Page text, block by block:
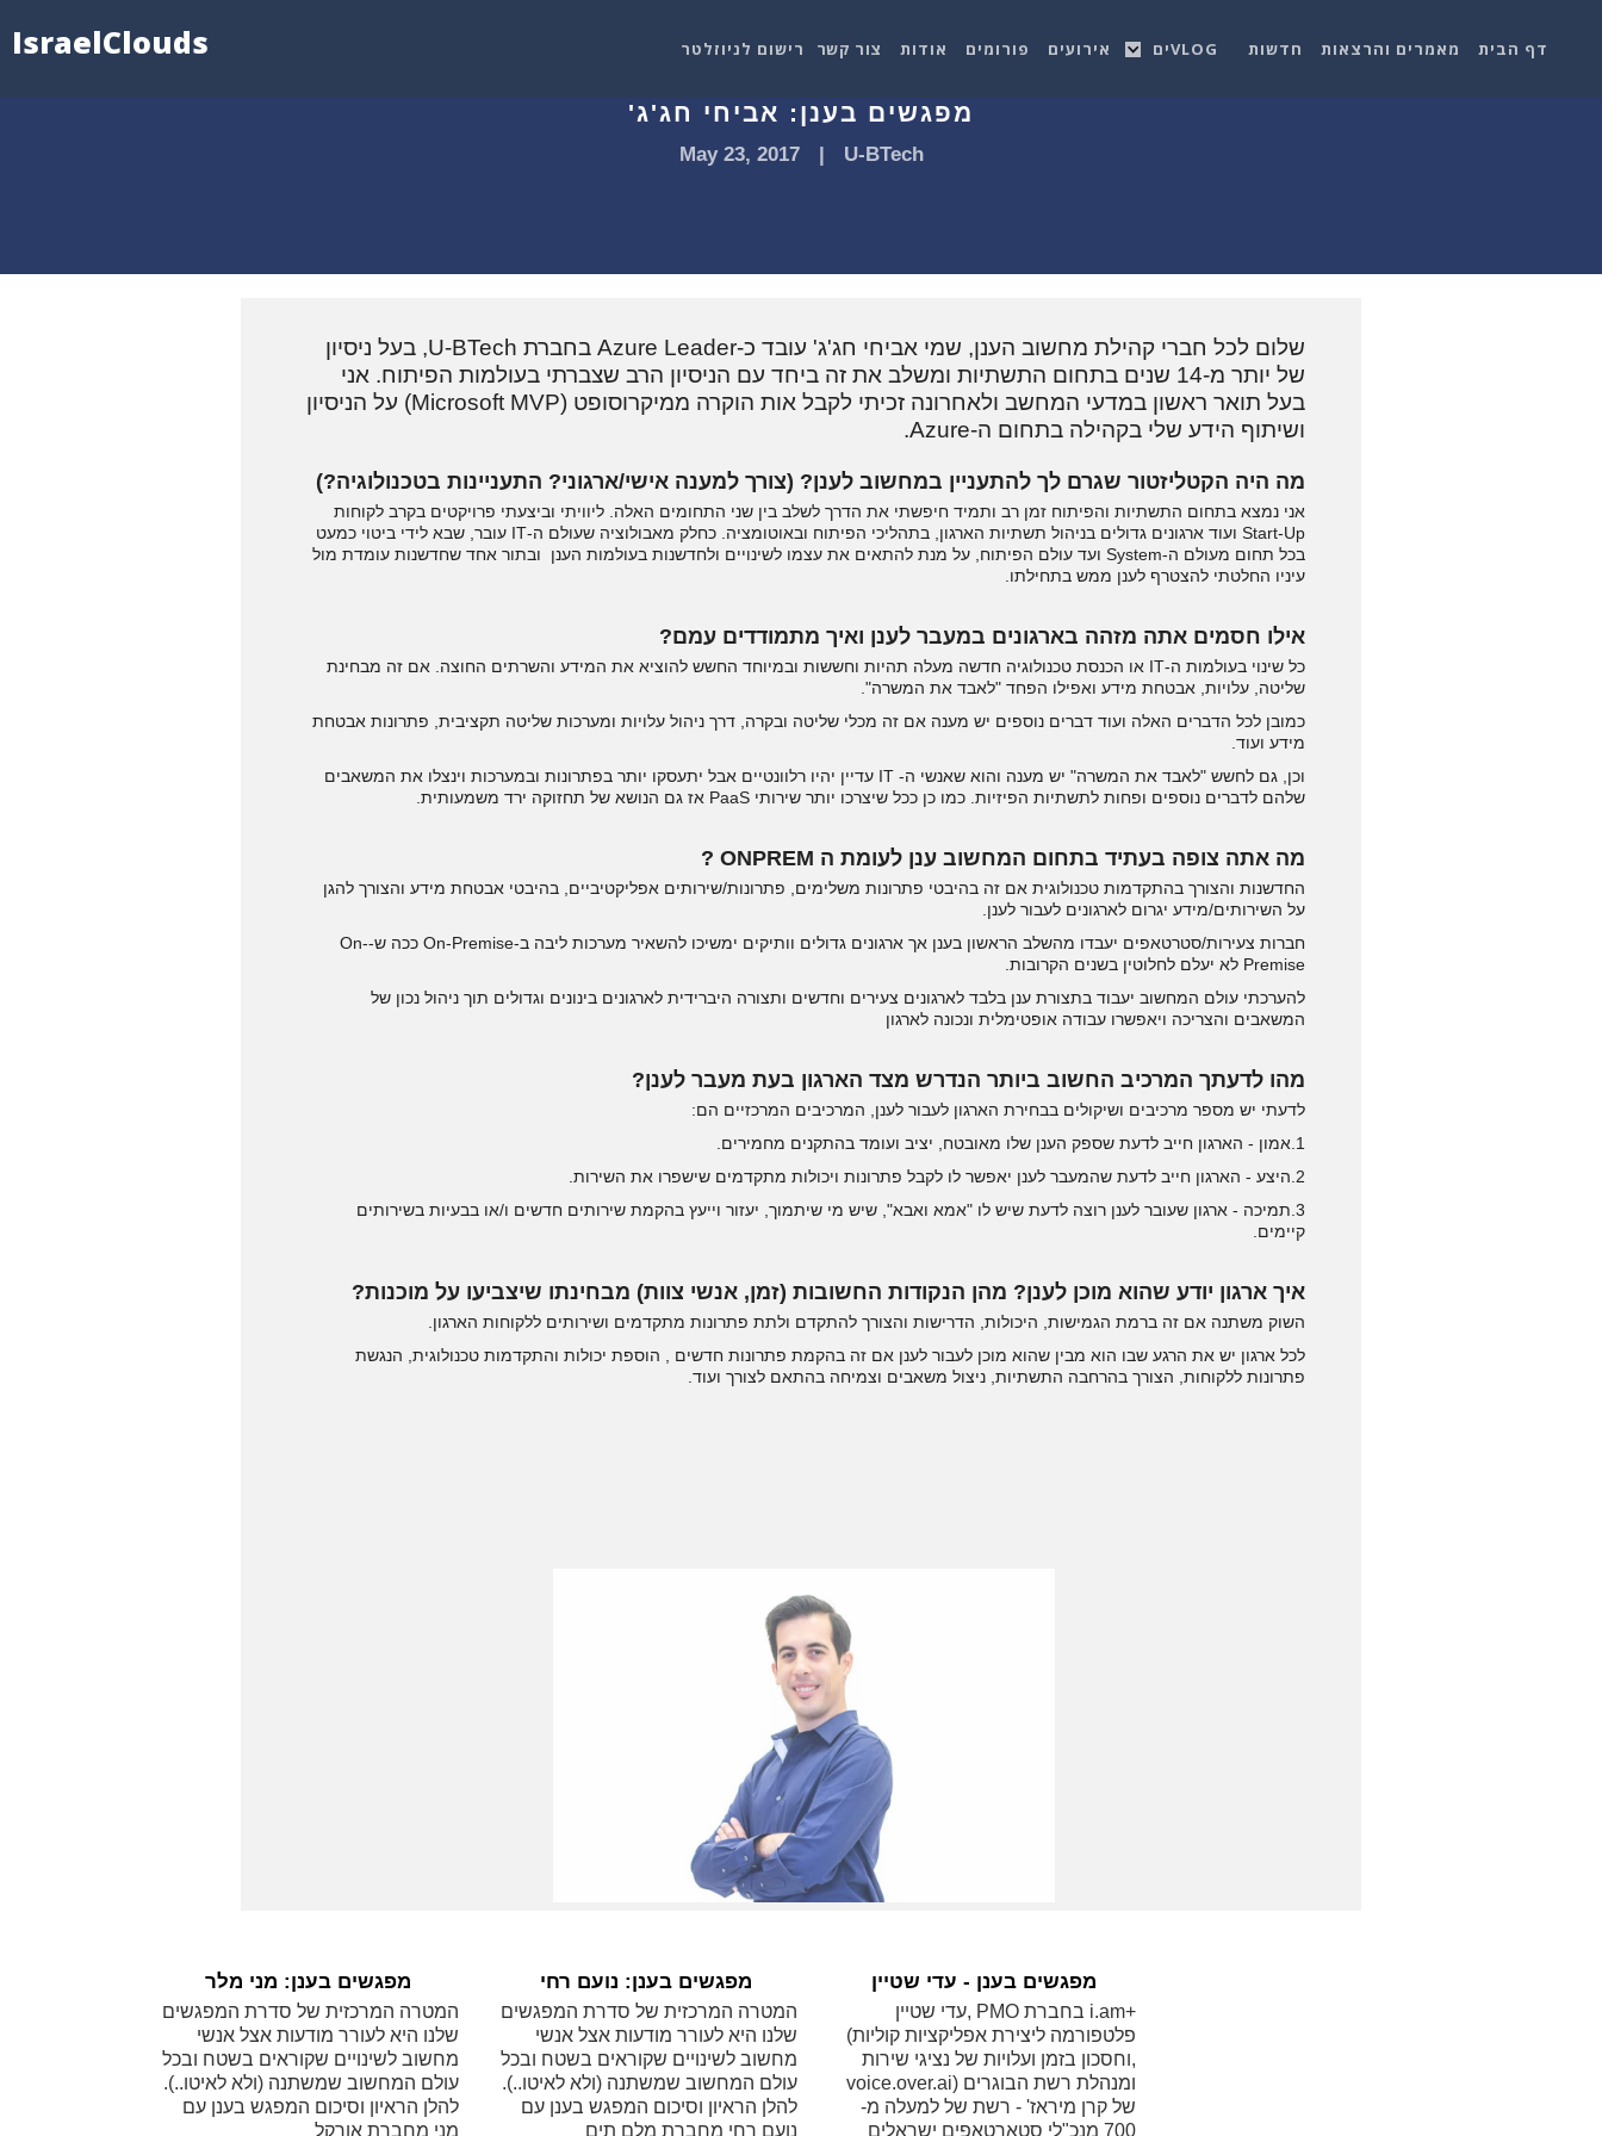
IsraelClouds דף הבית מאמרים והרצאות חדשות VLOGים אירועים פורומים אודות צור קשר רישום לניוזלטר
מפגשים בענן: אביחי חג'ג'
U-BTech
|
May 23, 2017
שלום לכל חברי קהילת מחשוב הענן, שמי אביחי חג'ג' עובד כ-Azure Leader בחברת U-BTech, בעל ניסיון
של יותר מ-14 שנים בתחום התשתיות ומשלב את זה ביחד עם הניסיון הרב שצברתי בעולמות הפיתוח. אני
בעל תואר ראשון במדעי המחשב ולאחרונה זכיתי לקבל אות הוקרה ממיקרוסופט (Microsoft MVP) על הניסיון
ושיתוף הידע שלי בקהילה בתחום ה-Azure.
מה היה הקטליזטור שגרם לך להתעניין במחשוב לענן? (צורך למענה אישי/ארגוני? התעניינות בטכנולוגיה?)
אני נמצא בתחום התשתיות והפיתוח זמן רב ותמיד חיפשתי את הדרך לשלב בין שני התחומים האלה. ליוויתי וביצעתי פרויקטים בקרב לקוחות
Start-Up ועוד ארגונים גדולים בניהול תשתיות הארגון, בתהליכי הפיתוח ובאוטומציה. כחלק מאבולוציה שעולם ה-IT עובר, שבא לידי ביטוי כמעט
בכל תחום מעולם ה-System ועד עולם הפיתוח, על מנת להתאים את עצמו לשינויים ולחדשנות בעולמות הענן ובתור אחד שחדשנות עומדת מול
עיניו החלטתי להצטרף לענן ממש בתחילתו.
אילו חסמים אתה מזהה בארגונים במעבר לענן ואיך מתמודדים עמם?
כל שינוי בעולמות ה-IT או הכנסת טכנולוגיה חדשה מעלה תהיות וחששות ובמיוחד החשש להוציא את המידע והשרתים החוצה. אם זה מבחינת
שליטה, עלויות, אבטחת מידע ואפילו הפחד "לאבד את המשרה".
כמובן לכל הדברים האלה ועוד דברים נוספים יש מענה אם זה מכלי שליטה ובקרה, דרך ניהול עלויות ומערכות שליטה תקציבית, פתרונות אבטחת
מידע ועוד.
וכן, גם לחשש "לאבד את המשרה" יש מענה והוא שאנשי ה- IT עדיין יהיו רלוונטיים אבל יתעסקו יותר בפתרונות ובמערכות וינצלו את המשאבים
שלהם לדברים נוספים ופחות לתשתיות הפיזיות. כמו כן ככל שיצרכו יותר שירותי PaaS אז גם הנושא של תחזוקה ירד משמעותית.
מה אתה צופה בעתיד בתחום המחשוב ענן לעומת ה ONPREM ?
החדשנות והצורך בהתקדמות טכנולוגית אם זה בהיבטי פתרונות משלימים, פתרונות/שירותים אפליקטיביים, בהיבטי אבטחת מידע והצורך להגן
על השירותים/מידע יגרום לארגונים לעבור לענן.
חברות צעירות/סטרטאפים יעבדו מהשלב הראשון בענן אך ארגונים גדולים וותיקים ימשיכו להשאיר מערכות ליבה ב-On-Premise ככה ש-On-
Premise לא יעלם לחלוטין בשנים הקרובות.
להערכתי עולם המחשוב יעבוד בתצורת ענן בלבד לארגונים צעירים וחדשים ותצורה היברידית לארגונים בינונים וגדולים תוך ניהול נכון של
המשאבים והצריכה ויאפשרו עבודה אופטימלית ונכונה לארגון
מהו לדעתך המרכיב החשוב ביותר הנדרש מצד הארגון בעת מעבר לענן?
לדעתי יש מספר מרכיבים ושיקולים בבחירת הארגון לעבור לענן, המרכיבים המרכזיים הם:
1.אמון - הארגון חייב לדעת שספק הענן שלו מאובטח, יציב ועומד בהתקנים מחמירים.
2.היצע - הארגון חייב לדעת שהמעבר לענן יאפשר לו לקבל פתרונות ויכולות מתקדמים שישפרו את השירות.
3.תמיכה - ארגון שעובר לענן רוצה לדעת שיש לו "אמא ואבא", שיש מי שיתמוך, יעזור וייעץ בהקמת שירותים חדשים ו/או בבעיות בשירותים
קיימים.
איך ארגון יודע שהוא מוכן לענן? מהן הנקודות החשובות (זמן, אנשי צוות) מבחינתו שיצביעו על מוכנות?
השוק משתנה אם זה ברמת הגמישות, היכולות, הדרישות והצורך להתקדם ולתת פתרונות מתקדמים ושירותים ללקוחות הארגון.
לכל ארגון יש את הרגע שבו הוא מבין שהוא מוכן לעבור לענן אם זה בהקמת פתרונות חדשים , הוספת יכולות והתקדמות טכנולוגית, הנגשת
פתרונות ללקוחות, הצורך בהרחבה התשתיות, ניצול משאבים וצמיחה בהתאם לצורך ועוד.
מפגשים בענן - עדי שטיין
עדי שטיין, PMO בחברת i.am+
(פלטפורמה ליצירת אפליקציות קוליות
וחסכון בזמן ועלויות של נציגי שירות,
voice.over.ai) ומנהלת רשת הבוגרים
של קרן מיראז' - רשת של למעלה מ-
700 מנכ"לי סטארטאפים ישראלים
מפגשים בענן: נועם רחי
המטרה המרכזית של סדרת המפגשים
שלנו היא לעורר מודעות אצל אנשי
מחשוב לשינויים שקוראים בשטח ובכל
עולם המחשוב שמשתנה (ולא לאיטו..).
להלן הראיון וסיכום המפגש בענן עם
נועם רחי מחברת מלם תים
מפגשים בענן: מני מלר
המטרה המרכזית של סדרת המפגשים
שלנו היא לעורר מודעות אצל אנשי
מחשוב לשינויים שקוראים בשטח ובכל
עולם המחשוב שמשתנה (ולא לאיטו..).
להלן הראיון וסיכום המפגש בענן עם
מני מחברת אורקל